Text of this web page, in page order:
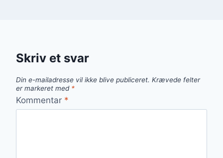
Skriv et svar
Din e-mailadresse vil ikke blive publiceret. Krævede felter
er markeret med *
Kommentar *